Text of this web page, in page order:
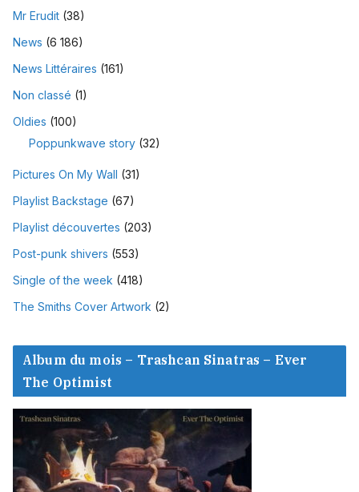
Mr Erudit (38)
News (6 186)
News Littéraires (161)
Non classé (1)
Oldies (100)
Poppunkwave story (32)
Pictures On My Wall (31)
Playlist Backstage (67)
Playlist découvertes (203)
Post-punk shivers (553)
Single of the week (418)
The Smiths Cover Artwork (2)
Album du mois – Trashcan Sinatras – Ever
The Optimist